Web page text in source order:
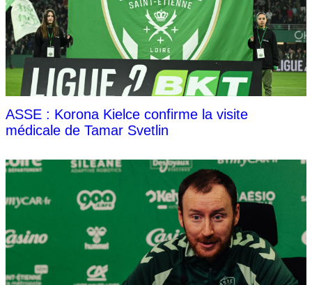
ASSE : Korona Kielce confirme la visite
médicale de Tamar Svetlin